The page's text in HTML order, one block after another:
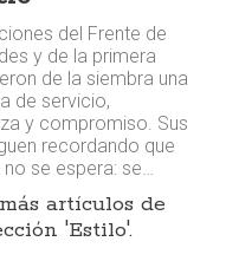
del Frente de
y de la primera
de la siembra una
de servicio,
y compromiso. Sus
recordando que
no se espera: se…
artículos de
'Estilo'.